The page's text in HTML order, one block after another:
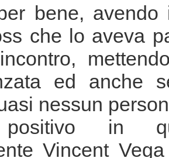
bene, avendo
che lo aveva
ed anche
nessun
positivo in
Vincent